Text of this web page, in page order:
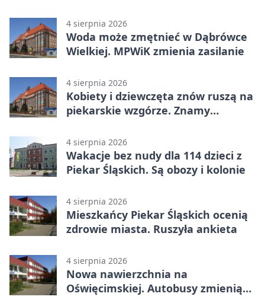
4 sierpnia 2026
Woda może zmętnieć w Dąbrówce
Wielkiej. MPWiK zmienia zasilanie
4 sierpnia 2026
Kobiety i dziewczęta znów ruszą na
piekarskie wzgórze. Znamy
4 sierpnia 2026
Wakacje bez nudy dla 114 dzieci z
Piekar Śląskich. Są obozy i kolonie
4 sierpnia 2026
Mieszkańcy Piekar Śląskich ocenią
zdrowie miasta. Ruszyła ankieta
4 sierpnia 2026
Nowa nawierzchnia na
Oświęcimskiej. Autobusy zmienią